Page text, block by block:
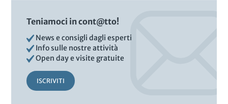
Teniamoci in cont@tto!
News e consigli dagli esperti
Info sulle nostre attività
Open day e visite gratuite
ISCRIVITI